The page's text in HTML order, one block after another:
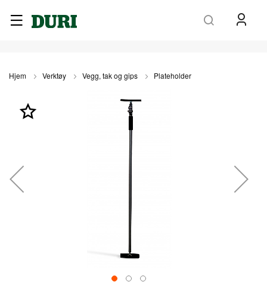
Hjem Verktøy Vegg, tak og gips Plateholder
slutten